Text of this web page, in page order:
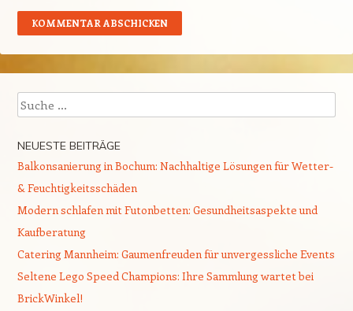
Suche
NEUESTE BEITRÄGE
Balkonsanierung in Bochum: Nachhaltige Lösungen für Wetter-
& Feuchtigkeitsschäden
Modern schlafen mit Futonbetten: Gesundheitsaspekte und
Kaufberatung
Catering Mannheim: Gaumenfreuden für unvergessliche Events
Seltene Lego Speed Champions: Ihre Sammlung wartet bei
BrickWinkel!